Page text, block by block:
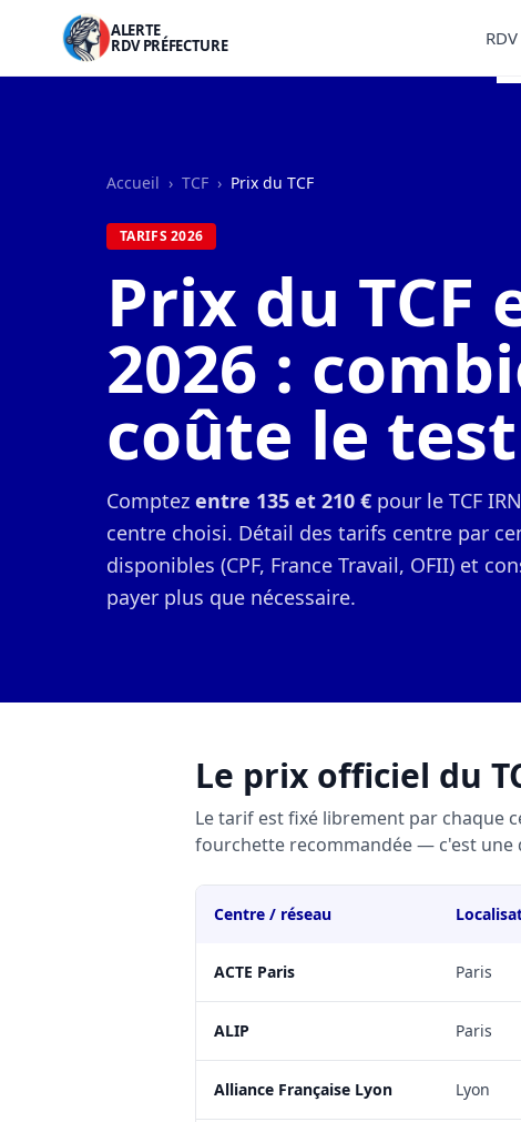
ALERTE
RDV PRÉFECTURE
Accueil › TCF › Prix du TCF
TARIFS 2026
Prix du TCF
2026 :
coûte le
Comptez entre 135 et 210 € pour le TCF
centre choisi. Détail des tarifs centre par
disponibles (CPF, France Travail, OFII) et
payer plus que nécessaire.
Le prix officiel du
Le tarif est fixé librement par chaque
fourchette recommandée — c'est une
Centre / réseau
ACTE Paris Paris
ALIP Paris
Alliance Française Lyon Lyon